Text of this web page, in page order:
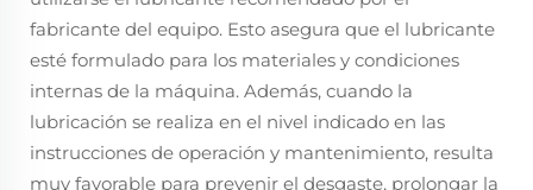
fabricante del equipo. Esto asegura que el lubricante
esté formulado para los materiales y condiciones
internas de la máquina. Además, cuando la
lubricación se realiza en el nivel indicado en las
instrucciones de operación y mantenimiento, resulta
muy favorable para prevenir el desgaste, prolongar la